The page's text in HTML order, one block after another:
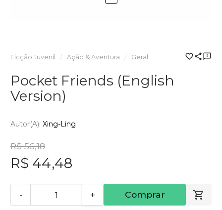
Ficção Juvenil Ação & Aventura Geral
Pocket Friends (English
Version)
Autor(a): Xing-Ling
R$ 56,18
R$ 44,48
- + Comprar